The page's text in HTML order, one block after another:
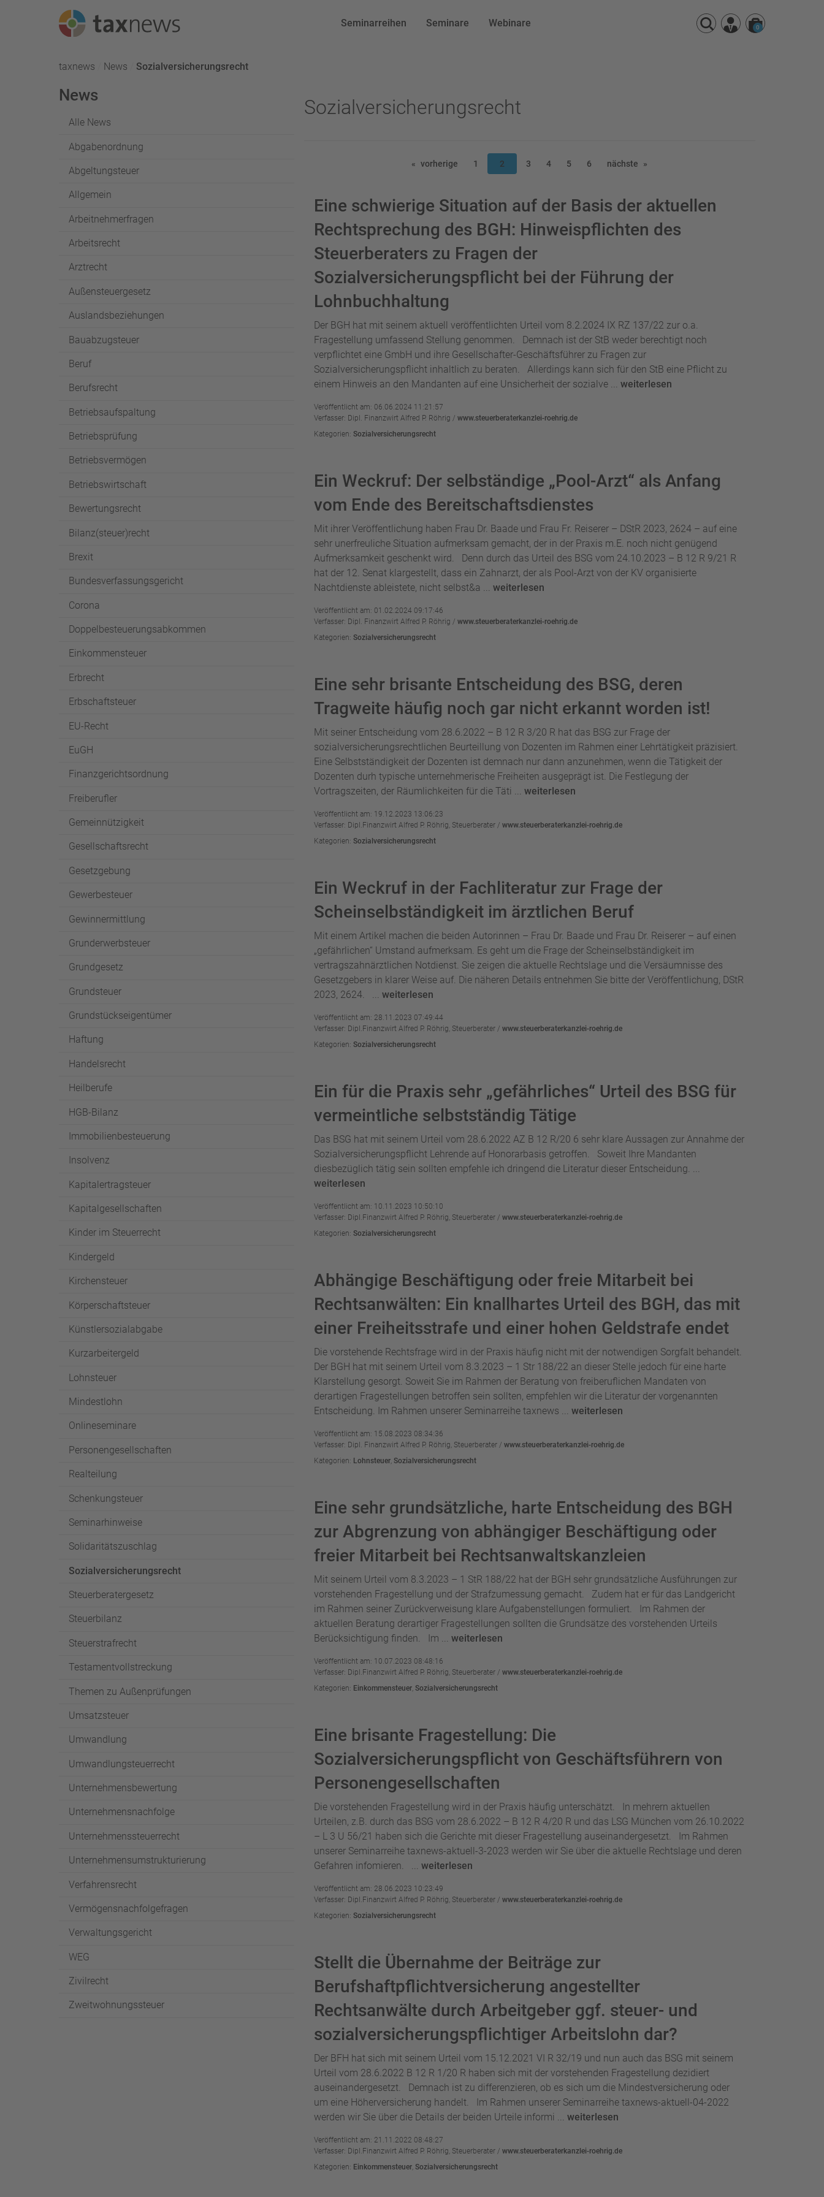
Seminarreihen Seminare Webinare 0
taxnews News Aktuell:
Sozialversicherungsrecht
News
Alle News
Abgabenordnung
Abgeltungsteuer
Allgemein
Arbeitnehmerfragen
Arbeitsrecht
Arztrecht
Außensteuergesetz
Auslandsbeziehungen
Bauabzugsteuer
Beruf
Berufsrecht
Betriebsaufspaltung
Betriebsprüfung
Betriebsvermögen
Betriebswirtschaft
Bewertungsrecht
Bilanz(steuer)recht
Brexit
Bundesverfassungsgericht
Corona
Doppelbesteuerungsabkommen
Einkommensteuer
Erbrecht
Erbschaftsteuer
EU-Recht
EuGH
Finanzgerichtsordnung
Freiberufler
Gemeinnützigkeit
Gesellschaftsrecht
Gesetzgebung
Gewerbesteuer
Gewinnermittlung
Grunderwerbsteuer
Grundgesetz
Grundsteuer
Grundstückseigentümer
Haftung
Handelsrecht
Heilberufe
HGB-Bilanz
Immobilienbesteuerung
Insolvenz
Kapitalertragsteuer
Kapitalgesellschaften
Kinder im Steuerrecht
Kindergeld
Kirchensteuer
Körperschaftsteuer
Künstlersozialabgabe
Kurzarbeitergeld
Lohnsteuer
Mindestlohn
Onlineseminare
Personengesellschaften
Realteilung
Schenkungsteuer
Seminarhinweise
Solidaritätszuschlag
Sozialversicherungsrecht
Steuerberatergesetz
Steuerbilanz
Steuerstrafrecht
Testamentvollstreckung
Themen zu Außenprüfungen
Umsatzsteuer
Umwandlung
Umwandlungsteuerrecht
Unternehmensbewertung
Unternehmensnachfolge
Unternehmenssteuerrecht
Unternehmensumstrukturierung
Verfahrensrecht
Vermögensnachfolgefragen
Verwaltungsgericht
WEG
Zivilrecht
Zweitwohnungssteuer
Sozialversicherungsrecht
vorherige 1 2 3 4 5 6 nächste
Eine schwierige Situation auf der Basis der aktuellen
Rechtsprechung des BGH: Hinweispflichten des
Steuerberaters zu Fragen der
Sozialversicherungspflicht bei der Führung der
Lohnbuchhaltung
Der BGH hat mit seinem aktuell veröffentlichten Urteil vom 8.2.2024 IX RZ 137/22 zur o.a.
Fragestellung umfassend Stellung genommen. Demnach ist der StB weder berechtigt noch
verpflichtet eine GmbH und ihre Gesellschafter-Geschäftsführer zu Fragen zur
Sozialversicherungspflicht inhaltlich zu beraten. Allerdings kann sich für den StB eine Pflicht zu
einem Hinweis an den Mandanten auf eine Unsicherheit der sozialve ... weiterlesen
Veröffentlicht am: 06.06.2024 11:21:57
Verfasser: Dipl. Finanzwirt Alfred P. Röhrig / www.steuerberaterkanzlei-roehrig.de
Kategorien: Sozialversicherungsrecht
Ein Weckruf: Der selbständige „Pool-Arzt“ als Anfang
vom Ende des Bereitschaftsdienstes
Mit ihrer Veröffentlichung haben Frau Dr. Baade und Frau Fr. Reiserer – DStR 2023, 2624 – auf eine
sehr unerfreuliche Situation aufmerksam gemacht, der in der Praxis m.E. noch nicht genügend
Aufmerksamkeit geschenkt wird. Denn durch das Urteil des BSG vom 24.10.2023 – B 12 R 9/21 R
hat der 12. Senat klargestellt, dass ein Zahnarzt, der als Pool-Arzt von der KV organisierte
Nachtdienste ableistete, nicht selbst&a ... weiterlesen
Veröffentlicht am: 01.02.2024 09:17:46
Verfasser: Dipl. Finanzwirt Alfred P. Röhrig / www.steuerberaterkanzlei-roehrig.de
Kategorien: Sozialversicherungsrecht
Eine sehr brisante Entscheidung des BSG, deren
Tragweite häufig noch gar nicht erkannt worden ist!
Mit seiner Entscheidung vom 28.6.2022 – B 12 R 3/20 R hat das BSG zur Frage der
sozialversicherungsrechtlichen Beurteillung von Dozenten im Rahmen einer Lehrtätigkeit präzisiert.
Eine Selbstständigkeit der Dozenten ist demnach nur dann anzunehmen, wenn die Tätigkeit der
Dozenten durh typische unternehmerische Freiheiten ausgeprägt ist. Die Festlegung der
Vortragszeiten, der Räumlichkeiten für die Täti ... weiterlesen
Veröffentlicht am: 19.12.2023 13:06:23
Verfasser: Dipl.Finanzwirt Alfred P. Röhrig, Steuerberater / www.steuerberaterkanzlei-roehrig.de
Kategorien: Sozialversicherungsrecht
Ein Weckruf in der Fachliteratur zur Frage der
Scheinselbständigkeit im ärztlichen Beruf
Mit einem Artikel machen die beiden Autorinnen – Frau Dr. Baade und Frau Dr. Reiserer – auf einen
„gefährlichen“ Umstand aufmerksam. Es geht um die Frage der Scheinselbständigkeit im
vertragszahnärztlichen Notdienst. Sie zeigen die aktuelle Rechtslage und die Versäumnisse des
Gesetzgebers in klarer Weise auf. Die näheren Details entnehmen Sie bitte der Veröffentlichung, DStR
2023, 2624. ... weiterlesen
Veröffentlicht am: 28.11.2023 07:49:44
Verfasser: Dipl.Finanzwirt Alfred P. Röhrig, Steuerberater / www.steuerberaterkanzlei-roehrig.de
Kategorien: Sozialversicherungsrecht
Ein für die Praxis sehr „gefährliches“ Urteil des BSG für
vermeintliche selbstständig Tätige
Das BSG hat mit seinem Urteil vom 28.6.2022 AZ B 12 R/20 6 sehr klare Aussagen zur Annahme der
Sozialversicherungspflicht Lehrende auf Honorarbasis getroffen. Soweit Ihre Mandanten
diesbezüglich tätig sein sollten empfehle ich dringend die Literatur dieser Entscheidung. ...
weiterlesen
Veröffentlicht am: 10.11.2023 10:50:10
Verfasser: Dipl.Finanzwirt Alfred P. Röhrig, Steuerberater / www.steuerberaterkanzlei-roehrig.de
Kategorien: Sozialversicherungsrecht
Abhängige Beschäftigung oder freie Mitarbeit bei
Rechtsanwälten: Ein knallhartes Urteil des BGH, das mit
einer Freiheitsstrafe und einer hohen Geldstrafe endet
Die vorstehende Rechtsfrage wird in der Praxis häufig nicht mit der notwendigen Sorgfalt behandelt.
Der BGH hat mit seinem Urteil vom 8.3.2023 – 1 Str 188/22 an dieser Stelle jedoch für eine harte
Klarstellung gesorgt. Soweit Sie im Rahmen der Beratung von freiberuflichen Mandaten von
derartigen Fragestellungen betroffen sein sollten, empfehlen wir die Literatur der vorgenannten
Entscheidung. Im Rahmen unserer Seminarreihe taxnews ... weiterlesen
Veröffentlicht am: 15.08.2023 08:34:36
Verfasser: Dipl. Finanzwirt Alfred P. Röhrig, Steuerberater / www.steuerberaterkanzlei-roehrig.de
Kategorien: Lohnsteuer, Sozialversicherungsrecht
Eine sehr grundsätzliche, harte Entscheidung des BGH
zur Abgrenzung von abhängiger Beschäftigung oder
freier Mitarbeit bei Rechtsanwaltskanzleien
Mit seinem Urteil vom 8.3.2023 – 1 StR 188/22 hat der BGH sehr grundsätzliche Ausführungen zur
vorstehenden Fragestellung und der Strafzumessung gemacht. Zudem hat er für das Landgericht
im Rahmen seiner Zurückverweisung klare Aufgabenstellungen formuliert. Im Rahmen der
aktuellen Beratung derartiger Fragestellungen sollten die Grundsätze des vorstehenden Urteils
Berücksichtigung finden. Im ... weiterlesen
Veröffentlicht am: 10.07.2023 08:48:16
Verfasser: Dipl.Finanzwirt Alfred P. Röhrig, Steuerberater / www.steuerberaterkanzlei-roehrig.de
Kategorien: Einkommensteuer, Sozialversicherungsrecht
Eine brisante Fragestellung: Die
Sozialversicherungspflicht von Geschäftsführern von
Personengesellschaften
Die vorstehenden Fragestellung wird in der Praxis häufig unterschätzt. In mehrern aktuellen
Urteilen, z.B. durch das BSG vom 28.6.2022 – B 12 R 4/20 R und das LSG München vom 26.10.2022
– L 3 U 56/21 haben sich die Gerichte mit dieser Fragestellung auseinandergesetzt. Im Rahmen
unserer Seminarreihe taxnews-aktuell-3-2023 werden wir Sie über die aktuelle Rechtslage und deren
Gefahren infomieren. ... weiterlesen
Veröffentlicht am: 28.06.2023 10:23:49
Verfasser: Dipl.Finanzwirt Alfred P. Röhrig, Steuerberater / www.steuerberaterkanzlei-roehrig.de
Kategorien: Sozialversicherungsrecht
Stellt die Übernahme der Beiträge zur
Berufshaftpflichtversicherung angestellter
Rechtsanwälte durch Arbeitgeber ggf. steuer- und
sozialversicherungspflichtiger Arbeitslohn dar?
Der BFH hat sich mit seinem Urteil vom 15.12.2021 VI R 32/19 und nun auch das BSG mit seinem
Urteil vom 28.6.2022 B 12 R 1/20 R haben sich mit der vorstehenden Fragestellung dezidiert
auseinandergesetzt. Demnach ist zu differenzieren, ob es sich um die Mindestversicherung oder
um eine Höherversicherung handelt. Im Rahmen unserer Seminarreihe taxnews-aktuell-04-2022
werden wir Sie über die Details der beiden Urteile informi ... weiterlesen
Veröffentlicht am: 21.11.2022 08:48:27
Verfasser: Dipl.Finanzwirt Alfred P. Röhrig, Steuerberater / www.steuerberaterkanzlei-roehrig.de
Kategorien: Einkommensteuer, Sozialversicherungsrecht